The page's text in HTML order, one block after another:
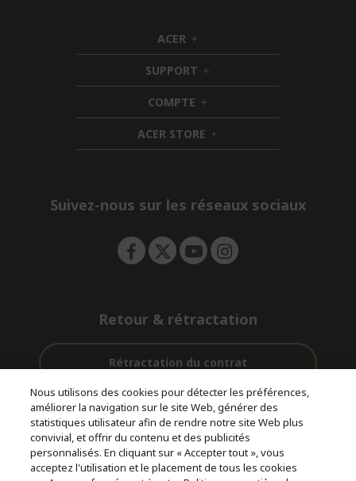
ACER h
i
d
d
e
n
SUPPORT h
i
d
d
e
n
COMPTE h
i
d
d
ACER STORE h
i
e
Suivez-nous sur les réseaux sociaux
Retour & rétractation
Rétractation du contrat
Livraison
gratuite
Accompagnement
avant et après-
vente
Paiement
Sécurisé
© 2026 Acer Inc.
Nous utilisons des cookies pour détecter les préférences,
améliorer la navigation sur le site Web, générer des
statistiques utilisateur afin de rendre notre site Web plus
convivial, et offrir du contenu et des publicités
personnalisés. En cliquant sur « Accepter tout », vous
acceptez l'utilisation et le placement de tous les cookies